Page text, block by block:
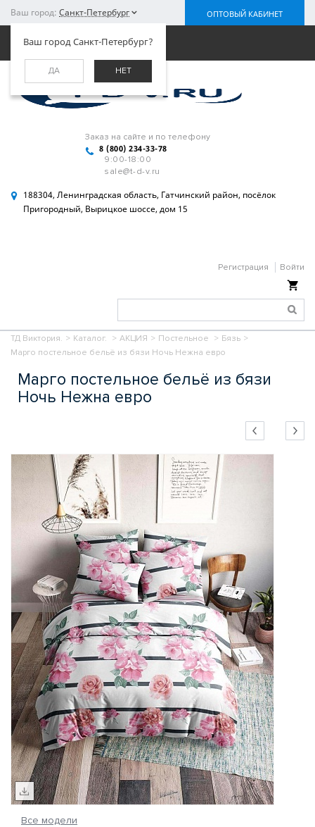
Ваш город: Санкт-Петербург
Ваш город Санкт-Петербург?
ДА НЕТ
ОПТОВЫЙ КАБИНЕТ
Заказ на сайте и по телефону
8 (800) 234-33-78
9:00-18:00
sale@t-d-v.ru
188304, Ленинградская область, Гатчинский район, посёлок
Пригородный, Вырицкое шоссе, дом 15
Регистрация Войти
Меню
ТД Виктория. > Каталог. > АКЦИЯ > Постельное > Бязь >
Марго постельное бельё из бязи Ночь Нежна евро
Марго постельное бельё из бязи
Ночь Нежна евро
Все модели